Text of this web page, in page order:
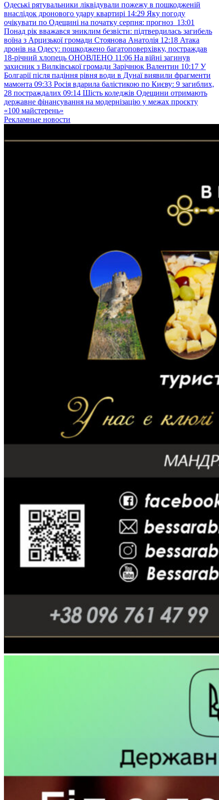
Одеські рятувальники ліквідували пожежу в пошкодженій
внаслідок дронового удару квартирі 14:29 Яку погоду
очікувати по Одещині на початку серпня: прогноз 13:01
Понад рік вважався зниклим безвісти: підтвердилась загибель
воїна з Арцизької громади Стоянова Анатолія 12:18 Атака
дронів на Одесу: пошкоджено багатоповерхівку, постраждав
18-річний хлопець ОНОВЛЕНО 11:06 На війні загинув
захисник з Вилківської громади Зарічнюк Валентин 10:17 У
Болгарії після падіння рівня води в Дунаї виявили фрагменти
мамонта 09:33 Росія вдарила балістикою по Києву: 9 загиблих,
28 постраждалих 09:14 Шість коледжів Одещини отримають
державне фінансування на модернізацію у межах проєкту
«100 майстерень»
Рекламные новости